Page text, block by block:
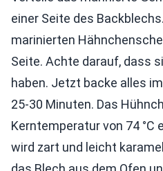
einer Seite des
marinierten
Seite. Achte darauf, dass
haben. Jetzt backe alles
25-30 Minuten. Das
Kerntemperatur von 74 °C
wird zart und leicht